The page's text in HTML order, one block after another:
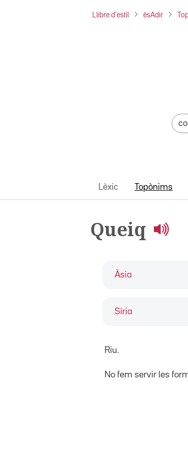
Llibre d'estil ésAdir
Lèxic Topònims
Queiq
Àsia
Síria
Riu.
No fem servir les